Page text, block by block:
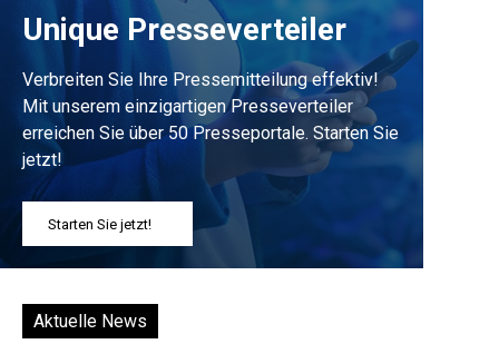
Unique Presseverteiler
Verbreiten Sie Ihre Pressemitteilung effektiv!
Mit unserem einzigartigen Presseverteiler
erreichen Sie über 50 Presseportale. Starten Sie
jetzt!
Starten Sie jetzt!
Aktuelle News